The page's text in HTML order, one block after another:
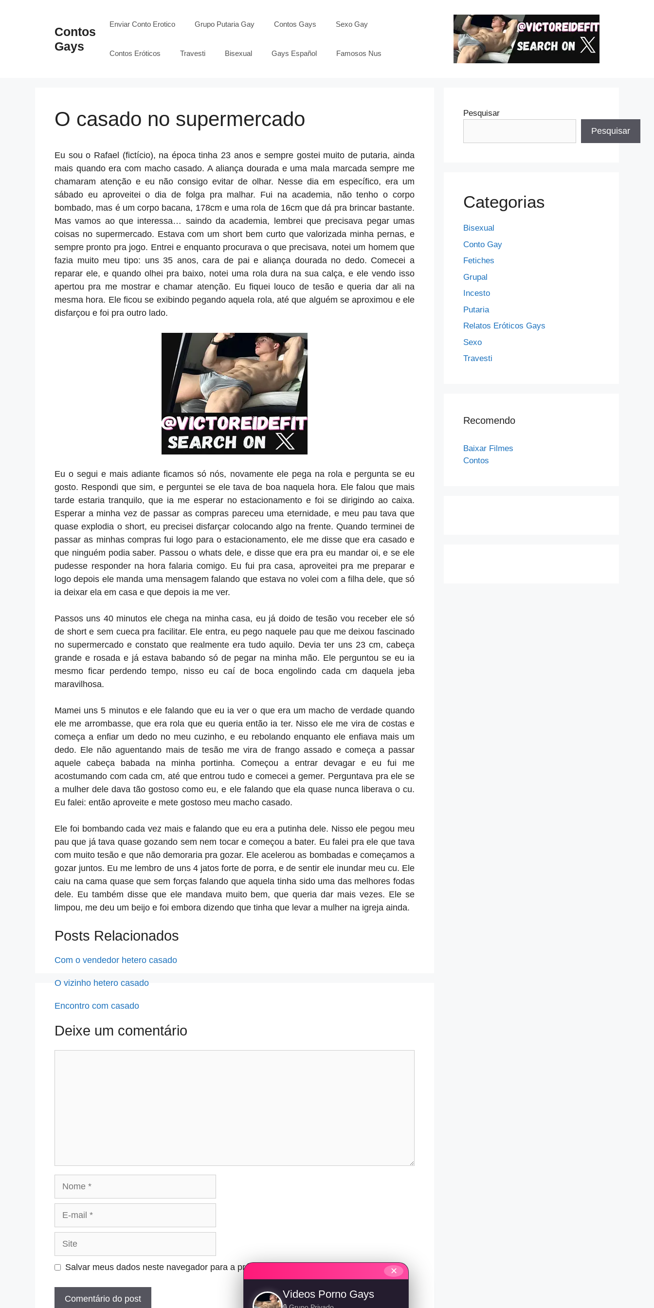
Contos
Gays
Enviar Conto Erotico Grupo Putaria Gay Contos Gays Sexo Gay
Contos Eróticos Travesti Bisexual Gays Español Famosos Nus
O casado no supermercado
Eu sou o Rafael (fictício), na época tinha 23 anos e sempre gostei muito de putaria, ainda
mais quando era com macho casado. A aliança dourada e uma mala marcada sempre me
chamaram atenção e eu não consigo evitar de olhar. Nesse dia em específico, era um
sábado eu aproveitei o dia de folga pra malhar. Fui na academia, não tenho o corpo
bombado, mas é um corpo bacana, 178cm e uma rola de 16cm que dá pra brincar bastante.
Mas vamos ao que interessa… saindo da academia, lembrei que precisava pegar umas
coisas no supermercado. Estava com um short bem curto que valorizada minha pernas, e
sempre pronto pra jogo. Entrei e enquanto procurava o que precisava, notei um homem que
fazia muito meu tipo: uns 35 anos, cara de pai e aliança dourada no dedo. Comecei a
reparar ele, e quando olhei pra baixo, notei uma rola dura na sua calça, e ele vendo isso
apertou pra me mostrar e chamar atenção. Eu fiquei louco de tesão e queria dar ali na
mesma hora. Ele ficou se exibindo pegando aquela rola, até que alguém se aproximou e ele
disfarçou e foi pra outro lado.
Eu o segui e mais adiante ficamos só nós, novamente ele pega na rola e pergunta se eu
gosto. Respondi que sim, e perguntei se ele tava de boa naquela hora. Ele falou que mais
tarde estaria tranquilo, que ia me esperar no estacionamento e foi se dirigindo ao caixa.
Esperar a minha vez de passar as compras pareceu uma eternidade, e meu pau tava que
quase explodia o short, eu precisei disfarçar colocando algo na frente. Quando terminei de
passar as minhas compras fui logo para o estacionamento, ele me disse que era casado e
que ninguém podia saber. Passou o whats dele, e disse que era pra eu mandar oi, e se ele
pudesse responder na hora falaria comigo. Eu fui pra casa, aproveitei pra me preparar e
logo depois ele manda uma mensagem falando que estava no volei com a filha dele, que só
ia deixar ela em casa e que depois ia me ver.
Passos uns 40 minutos ele chega na minha casa, eu já doido de tesão vou receber ele só
de short e sem cueca pra facilitar. Ele entra, eu pego naquele pau que me deixou fascinado
no supermercado e constato que realmente era tudo aquilo. Devia ter uns 23 cm, cabeça
grande e rosada e já estava babando só de pegar na minha mão. Ele perguntou se eu ia
mesmo ficar perdendo tempo, nisso eu caí de boca engolindo cada cm daquela jeba
maravilhosa.
Mamei uns 5 minutos e ele falando que eu ia ver o que era um macho de verdade quando
ele me arrombasse, que era rola que eu queria então ia ter. Nisso ele me vira de costas e
começa a enfiar um dedo no meu cuzinho, e eu rebolando enquanto ele enfiava mais um
dedo. Ele não aguentando mais de tesão me vira de frango assado e começa a passar
aquele cabeça babada na minha portinha. Começou a entrar devagar e eu fui me
acostumando com cada cm, até que entrou tudo e comecei a gemer. Perguntava pra ele se
a mulher dele dava tão gostoso como eu, e ele falando que ela quase nunca liberava o cu.
Eu falei: então aproveite e mete gostoso meu macho casado.
Ele foi bombando cada vez mais e falando que eu era a putinha dele. Nisso ele pegou meu
pau que já tava quase gozando sem nem tocar e começou a bater. Eu falei pra ele que tava
com muito tesão e que não demoraria pra gozar. Ele acelerou as bombadas e começamos a
gozar juntos. Eu me lembro de uns 4 jatos forte de porra, e de sentir ele inundar meu cu. Ele
caiu na cama quase que sem forças falando que aquela tinha sido uma das melhores fodas
dele. Eu também disse que ele mandava muito bem, que queria dar mais vezes. Ele se
limpou, me deu um beijo e foi embora dizendo que tinha que levar a mulher na igreja ainda.
Posts Relacionados
Com o vendedor hetero casado
O vizinho hetero casado
Encontro com casado
Deixe um comentário
Site
Salvar meus dados neste navegador para a próxima vez que eu comentar.
Pesquisar
Pesquisar
Categorias
Bisexual
Conto Gay
Fetiches
Grupal
Incesto
Putaria
Relatos Eróticos Gays
Sexo
Travesti
Recomendo
Baixar Filmes
Contos
✕
Videos Porno Gays